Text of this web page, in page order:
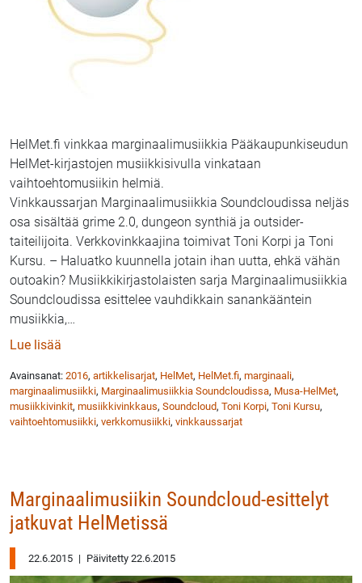
HelMet.fi vinkkaa marginaalimusiikkia Pääkaupunkiseudun
HelMet-kirjastojen musiikkisivulla vinkataan
vaihtoehtomusiikin helmiä.
Vinkkaussarjan Marginaalimusiikkia Soundcloudissa neljäs
osa sisältää grime 2.0, dungeon synthiä ja outsider-
taiteilijoita. Verkkovinkkaajina toimivat Toni Korpi ja Toni
Kursu. – Haluatko kuunnella jotain ihan uutta, ehkä vähän
outoakin? Musiikkikirjastolaisten sarja Marginaalimusiikkia
Soundcloudissa esittelee vauhdikkain sanankääntein
musiikkia, …
Lue lisää
Avainsanat: 2016, artikkelisarjat, HelMet, HelMet.fi, marginaali,
marginaalimusiikki, Marginaalimusiikkia Soundcloudissa, Musa-HelMet,
musiikkivinkit, musiikkivinkkaus, Soundcloud, Toni Korpi, Toni Kursu,
vaihtoehtomusiikki, verkkomusiikki, vinkkaussarjat
Marginaalimusiikin Soundcloud-esittelyt
jatkuvat HelMetissä
22.6.2015 | Päivitetty 22.6.2015